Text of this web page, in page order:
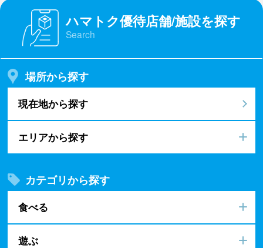
ハマトク優待店舗/施設を探す
Search
場所から探す
現在地から探す
エリアから探す
カテゴリから探す
食べる
遊ぶ